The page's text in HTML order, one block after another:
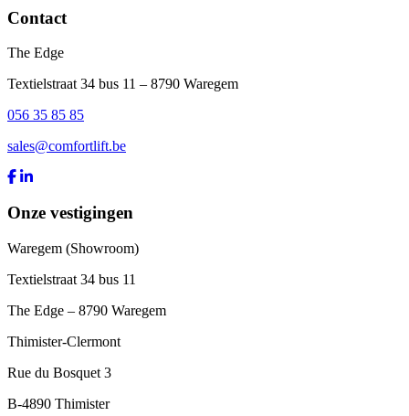
Contact
The Edge
Textielstraat 34 bus 11 – 8790 Waregem
056 35 85 85
sales@comfortlift.be
Onze vestigingen
Waregem (Showroom)
Textielstraat 34 bus 11
The Edge – 8790 Waregem
Thimister-Clermont
Rue du Bosquet 3
B-4890 Thimister